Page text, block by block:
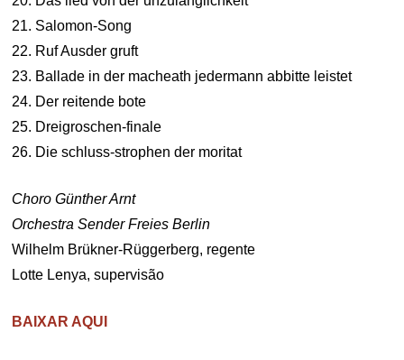
21. Salomon-Song
22. Ruf Ausder gruft
23. Ballade in der macheath jedermann abbitte leistet
24. Der reitende bote
25. Dreigroschen-finale
26. Die schluss-strophen der moritat
Choro Günther Arnt
Orchestra Sender Freies Berlin
Wilhelm Brükner-Rüggerberg, regente
Lotte Lenya, supervisão
BAIXAR AQUI